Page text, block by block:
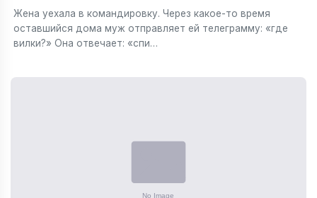
Жена уехала в командировку. Через какое-то время
оставшийся дома муж отправляет ей телеграмму: «где
вилки?» Она отвечает: «спи…